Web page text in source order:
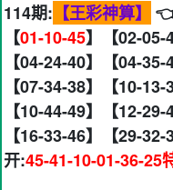
114期: 【王彩神算】
【01-10-45】【02-05-
【04-24-40】【04-35-
【07-34-38】【10-13-
【10-44-49】【12-29-
【16-33-46】【29-32-
开:45-41-10-01-36-25